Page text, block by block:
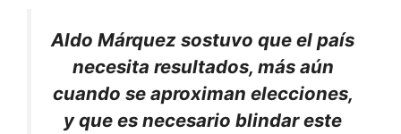
Aldo Márquez sostuvo que el país
necesita resultados, más aún
cuando se aproximan elecciones,
y que es necesario blindar este